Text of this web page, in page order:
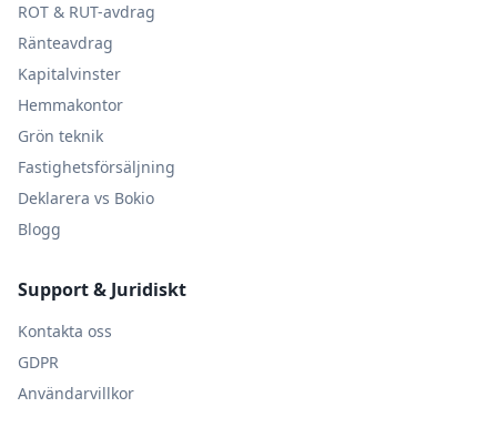
ROT & RUT-avdrag
Ränteavdrag
Kapitalvinster
Hemmakontor
Grön teknik
Fastighetsförsäljning
Deklarera vs Bokio
Blogg
Support & Juridiskt
Kontakta oss
GDPR
Användarvillkor